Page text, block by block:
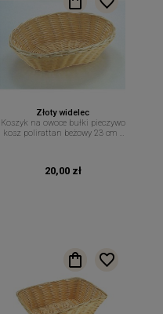
Złoty widelec
Koszyk na owoce bułki pieczywo
kosz polirattan beżowy 23 cm x
20,00 zł